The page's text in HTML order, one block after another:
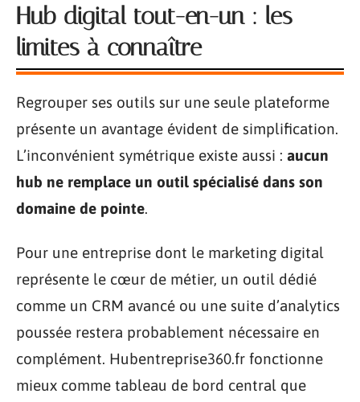
Hub digital tout-en-un : les
limites à connaître
Regrouper ses outils sur une seule plateforme
présente un avantage évident de simplification.
L’inconvénient symétrique existe aussi : aucun
hub ne remplace un outil spécialisé dans son
domaine de pointe.
Pour une entreprise dont le marketing digital
représente le cœur de métier, un outil dédié
comme un CRM avancé ou une suite d’analytics
poussée restera probablement nécessaire en
complément. Hubentreprise360.fr fonctionne
mieux comme tableau de bord central que